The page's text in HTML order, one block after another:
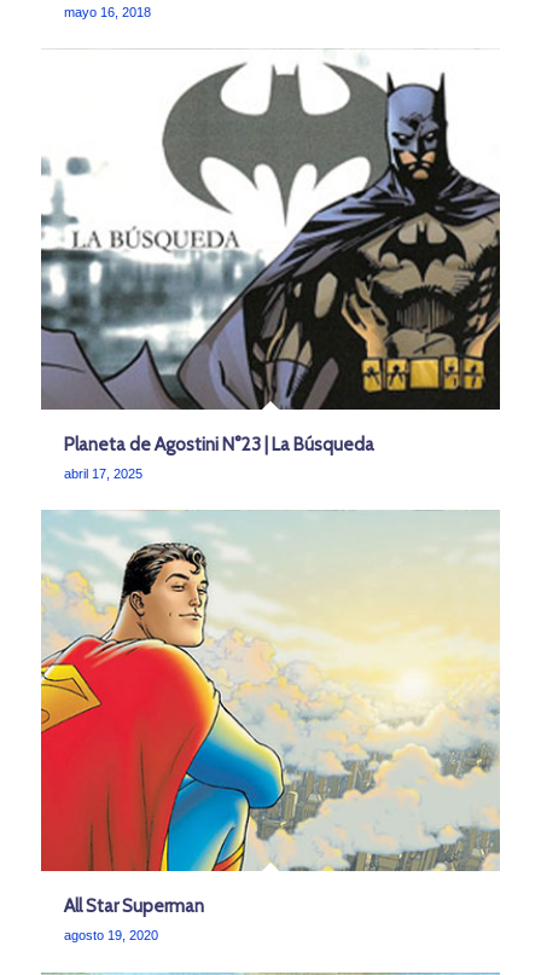
mayo 16, 2018
Planeta de Agostini N°23 | La Búsqueda
abril 17, 2025
All Star Superman
agosto 19, 2020